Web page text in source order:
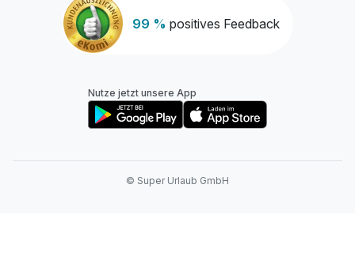
99 % positives Feedback
Nutze jetzt unsere App
© Super Urlaub GmbH